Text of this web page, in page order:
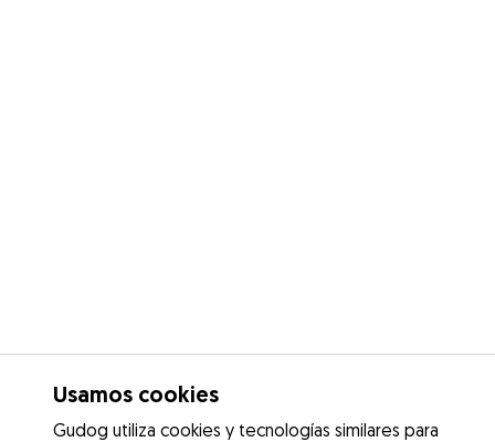
Usamos cookies
Gudog utiliza cookies y tecnologías similares para